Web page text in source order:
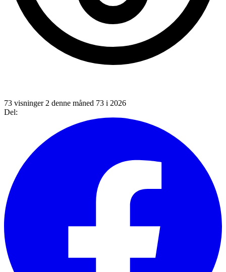
73 visninger 2 denne måned 73 i 2026
Del: